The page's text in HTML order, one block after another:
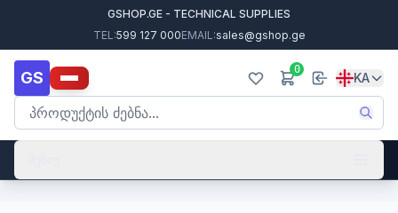
GSHOP.GE - TECHNICAL SUPPLIES
TEL:599 127 000EMAIL:sales@gshop.ge
GS 0
KA